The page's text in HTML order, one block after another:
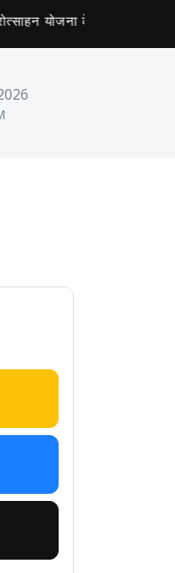
योजना के ट्रायल शुरू, 268 ने